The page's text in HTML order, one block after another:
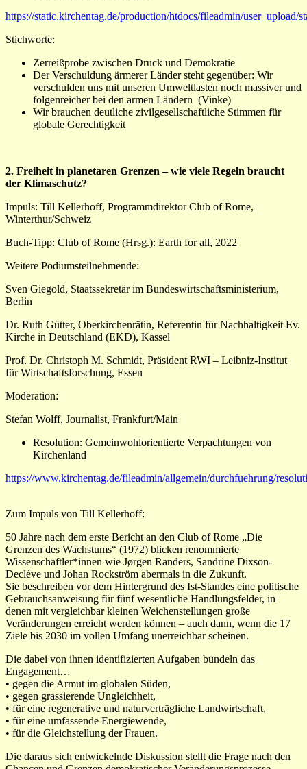
https://static.kirchentag.de/production/htdocs/fileadmin/user_upload/
Stichworte:
Zerreißprobe zwischen Druck und Demokratie
Der Verschuldung ärmerer Länder steht gegenüber: Wir
verschulden uns mit unseren Umweltlasten noch massiver und
folgenreicher bei den armen Ländern (Vinke)
Wir brauchen deutliche zivilgesellschaftliche Stimmen für
globale Gerechtigkeit
2. Freiheit in planetaren Grenzen – wie viele Regeln braucht
der Klimaschutz?
Impuls: Till Kellerhoff, Programmdirektor Club of Rome,
Winterthur/Schweiz
Buch-Tipp: Club of Rome (Hrsg.): Earth for all, 2022
Weitere Podiumsteilnehmende:
Sven Giegold, Staatssekretär im Bundeswirtschaftsministerium,
Berlin
Dr. Ruth Gütter, Oberkirchenrätin, Referentin für Nachhaltigkeit Ev.
Kirche in Deutschland (EKD), Kassel
Prof. Dr. Christoph M. Schmidt, Präsident RWI – Leibniz-Institut
für Wirtschaftsforschung, Essen
Moderation:
Stefan Wolff, Journalist, Frankfurt/Main
Resolution: Gemeinwohlorientierte Verpachtungen von
Kirchenland
https://www.kirchentag.de/fileadmin/allgemein/durchfuehrung/
Zum Impuls von Till Kellerhoff:
50 Jahre nach dem erste Bericht an den Club of Rome „Die
Grenzen des Wachstums“ (1972) blicken renommierte
Wissenschaftler*innen wie Jørgen Randers, Sandrine Dixson-
Declève und Johan Rockström abermals in die Zukunft.
Sie beschreiben vor dem Hintergrund des Ist-Standes eine politische
Gebrauchsanweisung für fünf wesentliche Handlungsfelder, in
denen mit vergleichbar kleinen Weichenstellungen große
Veränderungen erreicht werden können – auch dann, wenn die 17
Ziele bis 2030 im vollen Umfang unerreichbar scheinen.
Die dabei von ihnen identifizierten Aufgaben bündeln das
Engagement…
• gegen die Armut im globalen Süden,
• gegen grassierende Ungleichheit,
• für eine regenerative und naturverträgliche Landwirtschaft,
• für eine umfassende Energiewende,
• für die Gleichstellung der Frauen.
Die daraus sich entwickelnde Diskussion stellt die Frage nach den